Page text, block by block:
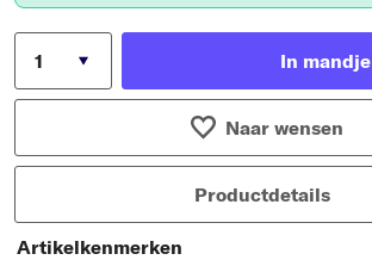
In mandje
Naar wensen
Productdetails
Artikelkenmerken